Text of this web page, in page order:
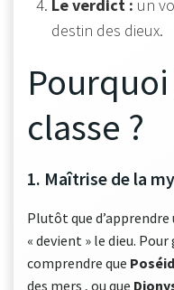
Le verdict : un
destin des dieux.
classe ?
1. Maîtrise de la
Plutôt que
« devient » le dieu.
comprendre que
des mers , ou que